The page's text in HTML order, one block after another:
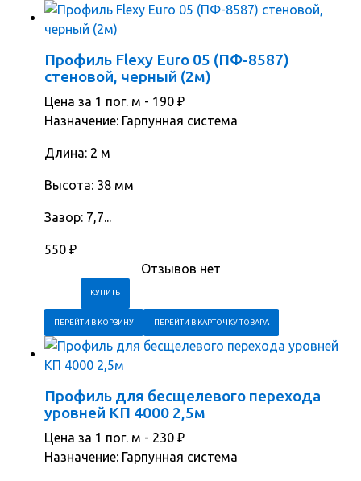
Профиль Flexy Euro 05 (ПФ-8587)
стеновой, черный (2м)
Цена за 1 пог. м - 190 ₽
Назначение: Гарпунная система
Длина: 2 м
Высота: 38 мм
Зазор: 7,7...
550 ₽
Отзывов нет
ПЕРЕЙТИ В КОРЗИНУ ПЕРЕЙТИ В КАРТОЧКУ ТОВАРА
Профиль для бесщелевого перехода
уровней КП 4000 2,5м
Цена за 1 пог. м - 230 ₽
Назначение: Гарпунная система